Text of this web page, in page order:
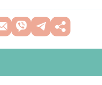
Захисне скло Optima 5D для
Note 13 Pro 4G